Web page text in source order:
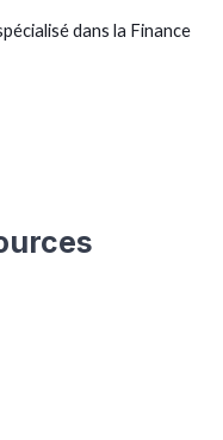
dans la Finance